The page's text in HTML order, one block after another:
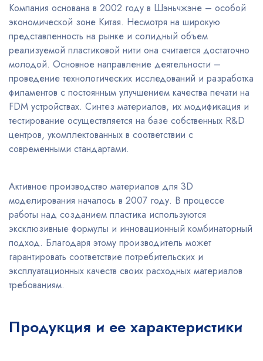
Компания основана в 2002 году в Шэньчжэне – особой
экономической зоне Китая. Несмотря на широкую
представленность на рынке и солидный объем
реализуемой пластиковой нити она считается достаточно
молодой. Основное направление деятельности –
проведение технологических исследований и разработка
филаментов с постоянным улучшением качества печати на
FDM устройствах. Синтез материалов, их модификация и
тестирование осуществляется на базе собственных R&D
центров, укомплектованных в соответствии с
современными стандартами.
Активное производство материалов для 3D
моделирования началось в 2007 году. В процессе
работы над созданием пластика используются
эксклюзивные формулы и инновационный комбинаторный
подход. Благодаря этому производитель может
гарантировать соответствие потребительских и
эксплуатационных качеств своих расходных материалов
требованиям.
Продукция и ее характеристики